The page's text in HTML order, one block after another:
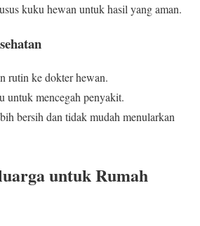
kuku hewan untuk hasil yang aman.
rutin ke dokter hewan.
untuk mencegah penyakit.
bersih dan tidak mudah menularkan
untuk Rumah